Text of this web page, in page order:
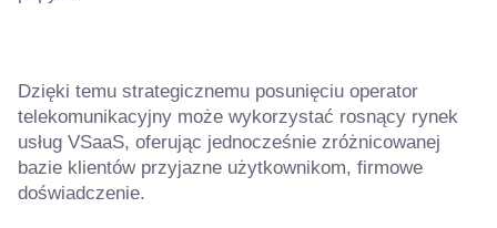
Dzięki temu strategicznemu posunięciu operator
telekomunikacyjny może wykorzystać rosnący rynek
usług VSaaS, oferując jednocześnie zróżnicowanej
bazie klientów przyjazne użytkownikom, firmowe
doświadczenie.